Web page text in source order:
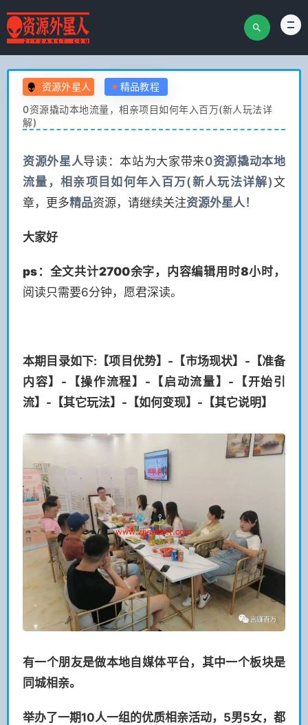
资源外星人
精品教程
0资源撬动本地流量，相亲项目如何年入百万(新人玩法详
解)
资源外星人导读：本站为大家带来0资源撬动本地
流量，相亲项目如何年入百万(新人玩法详解)文
章，更多精品资源，请继续关注资源外星人！
大家好
ps：全文共计2700余字，
内容编辑用时8小时，
阅读只需要6分钟，愿君深读。
本期目录如下:【项目优势】 -【市场现状】 -【准备
内容】 -【操作流程】-【启动流量】 -【开始引
流】 -【其它玩法】 -【如何变现】 -【其它说明】
有一个朋友是做本地自媒体平台，其中一个板块是
同城相亲。
举办了一期10人一组的优质相亲活动，5男5女，都